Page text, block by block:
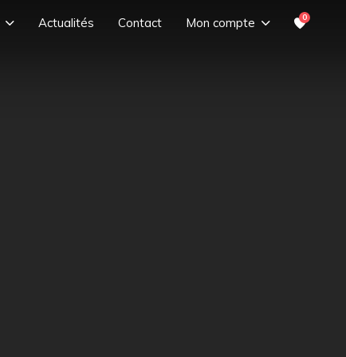
Actualités Contact Mon compte 0